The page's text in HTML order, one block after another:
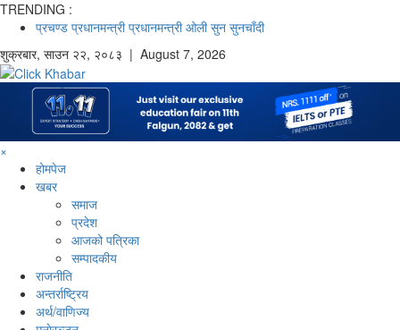
TRENDING :
प्रचण्ड प्रधानमन्त्री प्रधानमन्त्री ओली सुन सुनचाँदी
शुक्रबार, साउन २२, २०८३ | August 7, 2026
×
होमपेज
खबर
समाज
प्रदेश
आजको पत्रिका
सम्पादकीय
राजनीति
अन्तर्राष्ट्रिय
अर्थ/वाणिज्य